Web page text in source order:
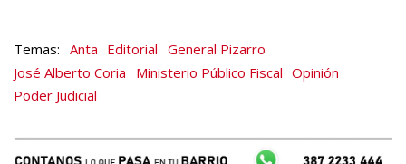
Anta Editorial General Pizarro
José Alberto Coria
Ministerio Público Fiscal Opinión
Poder Judicial